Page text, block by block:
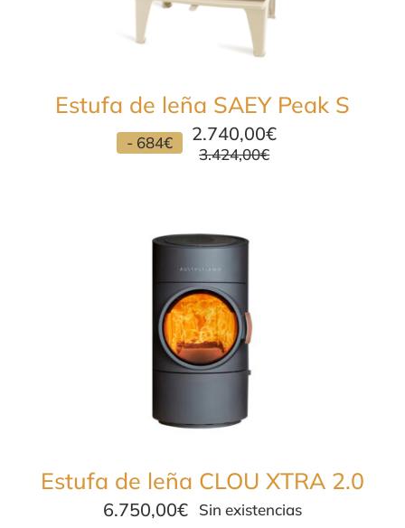
Estufa de leña SAEY Peak S
3.424,00€
2.740,00€
- 684€
Estufa de leña CLOU XTRA 2.0
6.750,00€ Sin existencias